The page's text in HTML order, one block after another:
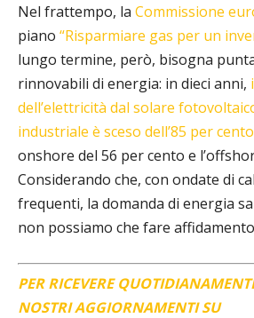
Nel frattempo, la Commissione
piano “Risparmiare gas per un
lungo termine, però, bisogna
rinnovabili di energia: in dieci anni,
dell’elettricità dal solare
industriale è sceso dell’85 per cento
onshore del 56 per cento e
Considerando che, con ondate di
frequenti, la domanda di energia
non possiamo che fare
PER RICEVERE
NOSTRI AGGIORNAMENTI SU